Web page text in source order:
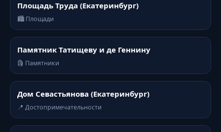
Площадь Труда (Екатеринбург)
🏙️ Площади
Памятник Татищеву и де Геннину
🗿 Памятники
Дом Севастьянова (Екатеринбург)
📍 Достопримечательности